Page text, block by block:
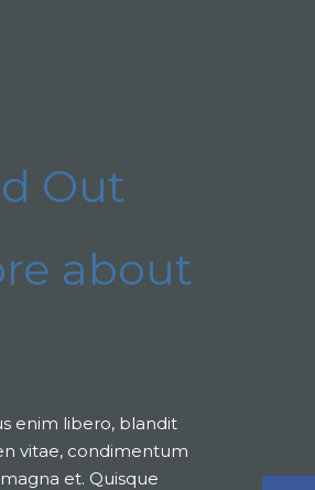
Out
about
enim libero, blandit
vitae, condimentum
et. Quisque